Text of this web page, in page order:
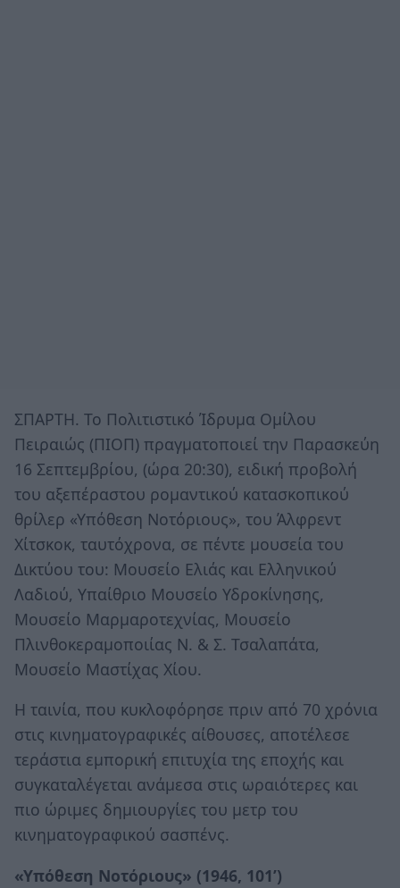
ΣΠΑΡΤΗ. Το Πολιτιστικό Ίδρυμα Ομίλου
Πειραιώς (ΠΙΟΠ) πραγματοποιεί την Παρασκεύη
16 Σεπτεμβρίου, (ώρα 20:30), ειδική προβολή
του αξεπέραστου ρομαντικού κατασκοπικού
θρίλερ «Υπόθεση Νοτόριους», του Άλφρεντ
Χίτσκοκ, ταυτόχρονα, σε πέντε μουσεία του
Δικτύου του: Μουσείο Ελιάς και Ελληνικού
Λαδιού, Υπαίθριο Μουσείο Υδροκίνησης,
Μουσείο Μαρμαροτεχνίας, Μουσείο
Πλινθοκεραμοποιίας Ν. & Σ. Τσαλαπάτα,
Μουσείο Μαστίχας Χίου.
Η ταινία, που κυκλοφόρησε πριν από 70 χρόνια
στις κινηματογραφικές αίθουσες, αποτέλεσε
τεράστια εμπορική επιτυχία της εποχής και
συγκαταλέγεται ανάμεσα στις ωραιότερες και
πιο ώριμες δημιουργίες του μετρ του
κινηματογραφικού σασπένς.
«Υπόθεση Νοτόριους» (1946, 101’)